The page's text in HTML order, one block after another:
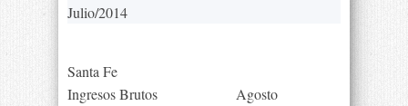
Julio/2014
Santa Fe
Ingresos Brutos
Agosto